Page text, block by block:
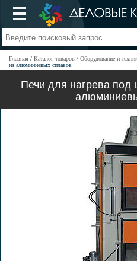
Главная Каталог товаров Оборудование и
из алюминиевых сплавов
Печи для нагрева под